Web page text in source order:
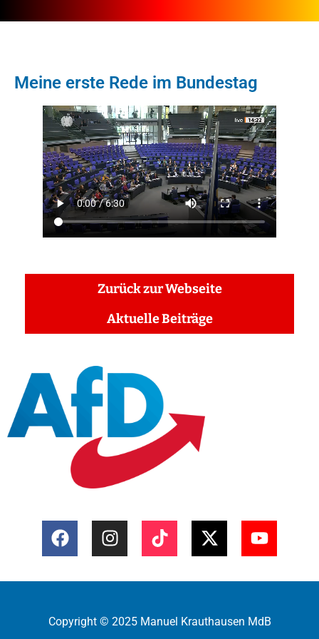
Meine erste Rede im Bundestag
Zurück zur Webseite
Aktuelle Beiträge
Copyright © 2025 Manuel Krauthausen MdB